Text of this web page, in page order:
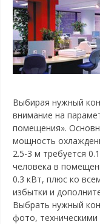
Выбирая нужный
внимание на
помещения».
мощность
2.5-3 м требуется
человека в
0.3 кВт, плюс ко
избытки и
Выбрать нужный
фото, техническими